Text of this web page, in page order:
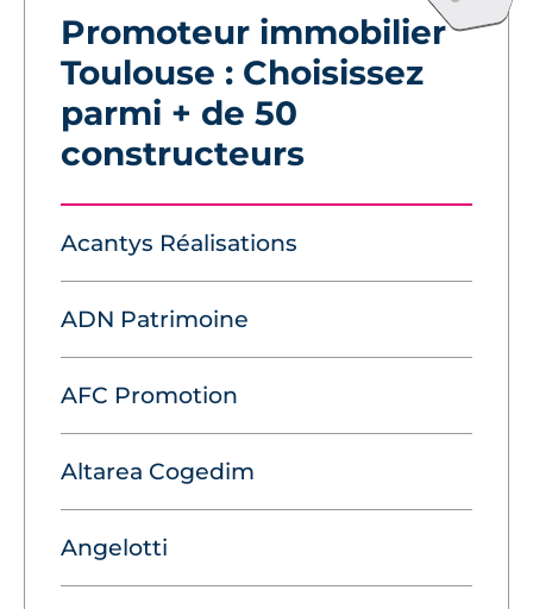
Promoteur immobilier
Toulouse : Choisissez
parmi + de 50
constructeurs
Acantys Réalisations
ADN Patrimoine
AFC Promotion
Altarea Cogedim
Angelotti